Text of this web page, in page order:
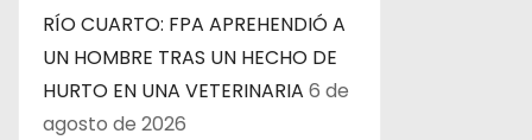
RÍO CUARTO: FPA APREHENDIÓ A
UN HOMBRE TRAS UN HECHO DE
HURTO EN UNA VETERINARIA 6 de
agosto de 2026